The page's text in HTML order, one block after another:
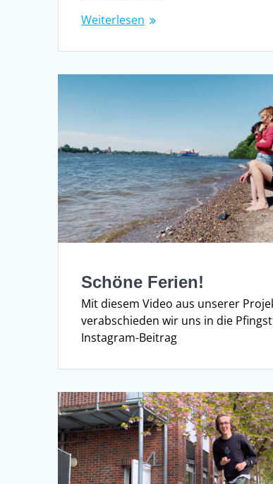
Weiterlesen
Schöne Ferien!
Mit diesem Video aus unserer
verabschieden wir uns in die
Instagram-Beitrag